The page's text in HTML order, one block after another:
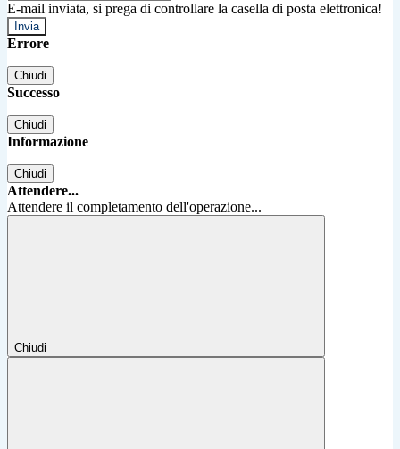
E-mail inviata, si prega di controllare la casella di posta elettronica!
Errore
Chiudi
Successo
Chiudi
Informazione
Chiudi
Attendere...
Attendere il completamento dell'operazione...
Chiudi